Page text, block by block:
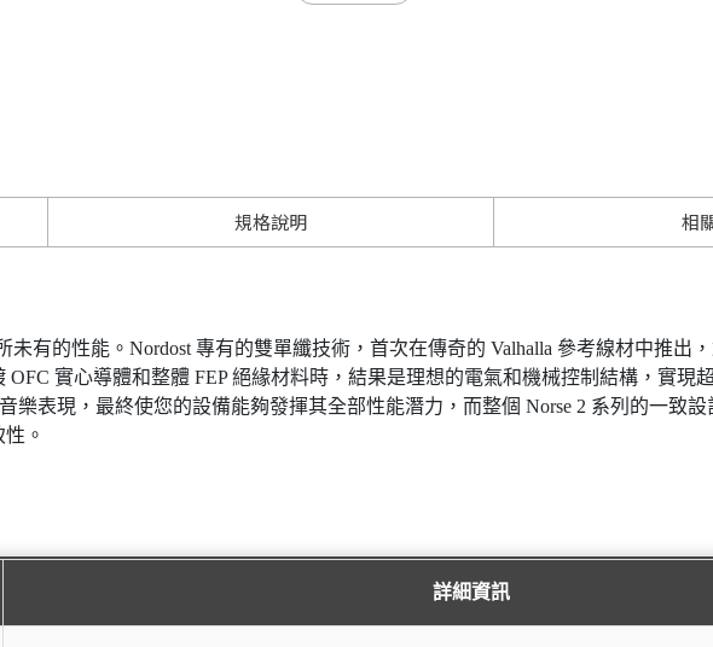
規格說明 相
未有的性能。Nordost 專有的雙單纖技術，首次在傳奇的 Valhalla 參考線材中推出
實心導體和整體 FEP 絕緣材料時，結果是理想的電氣和機械控制結構，實現
樂表現，最終使您的設備能夠發揮其全部性能潛力，而整個 Norse 2 系列的一致
。
詳細資訊